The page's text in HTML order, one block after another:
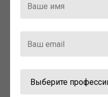
Компания